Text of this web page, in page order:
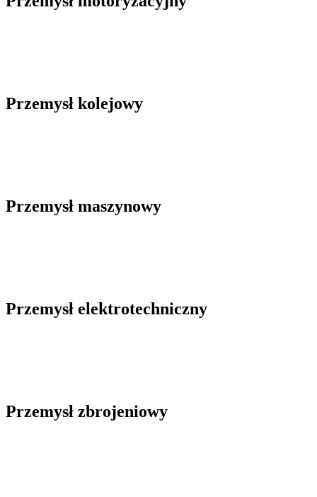
Przemysł kolejowy
Przemysł maszynowy
Przemysł elektrotechniczny
Przemysł zbrojeniowy